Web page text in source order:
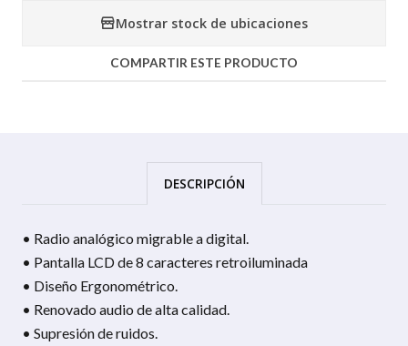
Mostrar stock de ubicaciones
COMPARTIR ESTE PRODUCTO
DESCRIPCIÓN
• Radio analógico migrable a digital.
• Pantalla LCD de 8 caracteres retroiluminada
• Diseño Ergonométrico.
• Renovado audio de alta calidad.
• Supresión de ruidos.